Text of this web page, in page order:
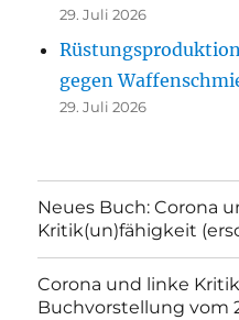
29. Juli 2026
gegen
29. Juli 2026
Neues Buch: Corona
Kritik(un)fähigkeit
Corona und linke
Buchvorstellung vom